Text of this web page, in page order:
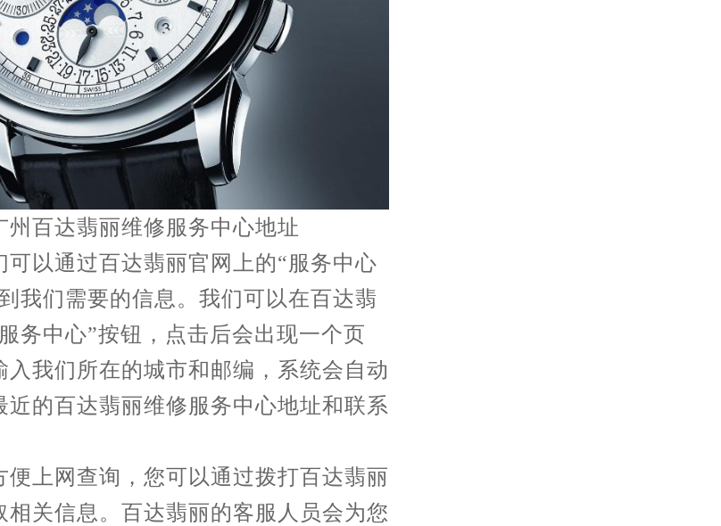
百达翡丽维修服务中心地址
以通过百达翡丽官网上的“服务中心
我们需要的信息。我们可以在百达翡
务中心”按钮，点击后会出现一个页
入我们所在的城市和邮编，系统会自动
近的百达翡丽维修服务中心地址和联系
上网查询，您可以通过拨打百达翡丽
相关信息。百达翡丽的客服人员会为您